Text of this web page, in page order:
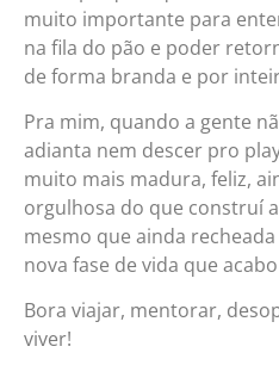
muito importante para
na fila do pão e poder
de forma branda e por
Pra mim, quando a gente
adianta nem descer pro
muito mais madura, feliz,
orgulhosa do que construí
mesmo que ainda
nova fase de vida que
Bora viajar, mentorar,
viver!